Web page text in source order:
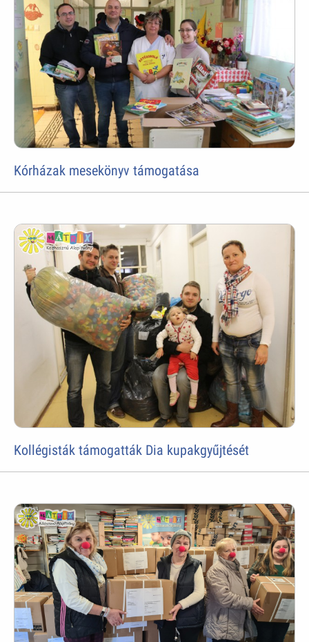
Kórházak mesekönyv támogatása
Kollégisták támogatták Dia kupakgyűjtését